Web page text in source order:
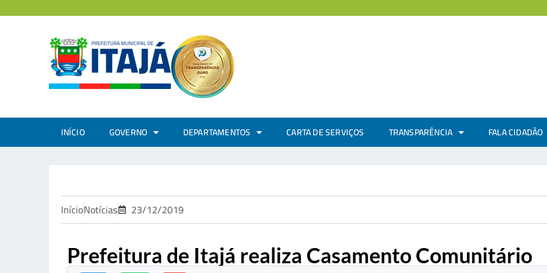
INÍCIO GOVERNO DEPARTAMENTOS CARTA DE SERVIÇOS TRANSPARÊNCIA FALA CIDADÃO
InícioNotícias 23/12/2019
Prefeitura de Itajá realiza Casamento Comunitário.